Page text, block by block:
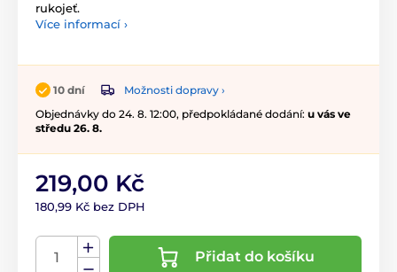
rukojeť.
Více informací ›
10 dní
Možnosti dopravy ›
Objednávky do 24. 8. 12:00, předpokládané dodání: u vás ve
středu 26. 8.
219,00 Kč
180,99 Kč bez DPH
Přidat do košíku